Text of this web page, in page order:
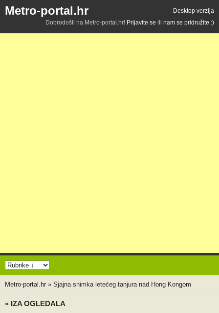
Metro-portal.hr
Desktop verzija
Dobrodošli na Metro-portal.hr! Prijavite se ili nam se pridružite :)
Metro-portal.hr » Sjajna snimka letećeg tanjura nad Hong Kongom
« IZA OGLEDALA